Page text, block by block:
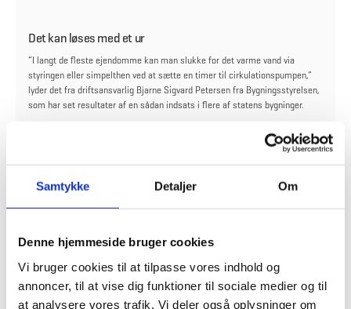
Samtykke Detaljer Om
Denne hjemmeside bruger cookies
Vi bruger cookies til at tilpasse vores indhold og
annoncer, til at vise dig funktioner til sociale medier og til
at analysere vores trafik. Vi deler også oplysninger om
Det kan løses med et ur
”I langt de fleste ejendomme kan man slukke for det varme vand via
styringen eller simpelthen ved at sætte en timer til cirkulationspumpen,”
lyder det fra driftsansvarlig Bjarne Sigvard Petersen fra Bygningsstyrelsen,
som har set resultater af en sådan indsats i flere af statens bygninger.
Bygningsstyrelsen har blandt andet optimeret styringen af det varme
det varme vand, svarende til 130.000 kroner,” lyder der fra Bjarne Sigvard
Petersen.
Det er nu man kan se, om man spilder penge på det varme
vand
I løbet af sommeren, mens fjernvarmeanlægget er lukket i de store
ejendomme, har ejere og -administratorer en unik mulighed for at måle